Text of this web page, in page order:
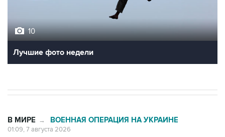
10
Лучшие фото недели
В МИРЕ → ВОЕННАЯ ОПЕРАЦИЯ НА УКРАИНЕ
01:09, 7 августа 2026